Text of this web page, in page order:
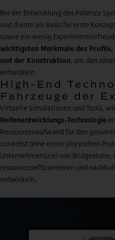
Bei der Entwicklung des Potenza
und diente als Basis für erste
sowie ein wenig
wichtigsten Merkmale des Profils,
und der Konstruktion, um den
entwickeln.
High-End
Fahrzeuge der
Virtuelle Simulationen und Tools,
Reifenentwicklungs-Technologie
Ressourcenaufwand für den
zunächst ohne einen physischen
Unternehmensziel von Bridgestone,
ressourceneffizienteren und
entwickeln.